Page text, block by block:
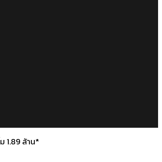
1.89 ล้าน*